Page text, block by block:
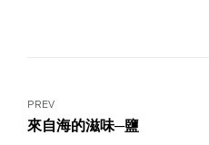
PREV
來自海的滋味─鹽